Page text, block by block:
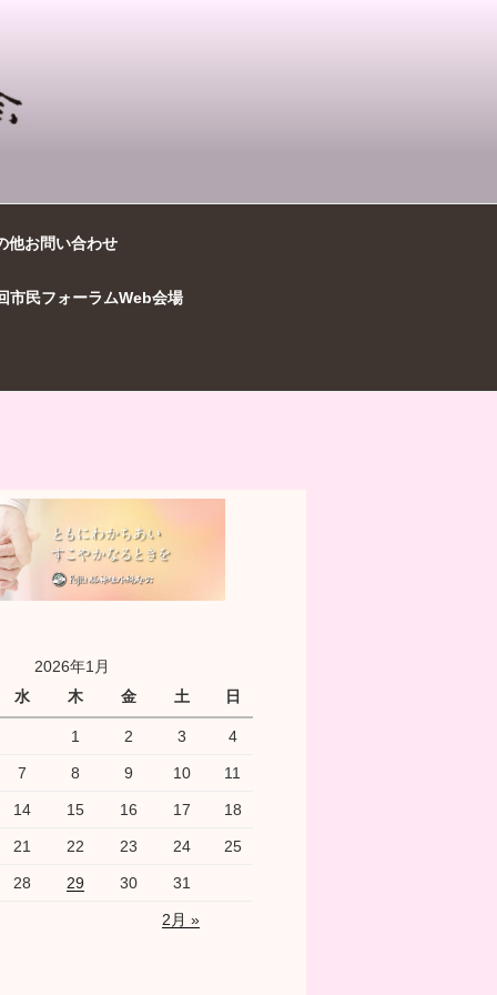
他お問い合わせ
市民フォーラムWeb会場
2026年1月
水
木 金 土 日
1 2 3 4
7 8 9 10 11
14 15 16 17 18
21 22 23 24 25
28 29 30 31
2月 »